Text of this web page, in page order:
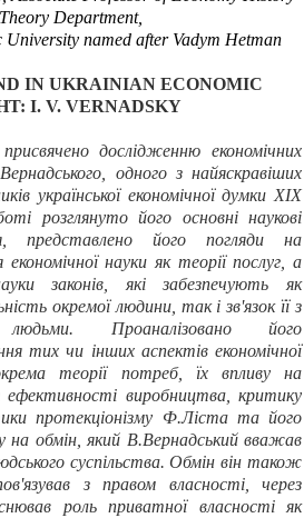
Department,
named after Vadym Hetman
IN UKRAINIAN ECONOMIC
I. V. VERNADSKY
дослідженню економічних
одного з найяскравіших
української економічної думки ХІХ
розглянуто його основні наукові
представлено його погляди на
економічної науки як теорії послуг, а
законів, які забезпечують як
окремої людини, так і зв'язок її з
Проаналізовано його
тих чи інших аспектів економічної
теорії потреб, їх впливу на
ефективності виробництва, критику
протекціонізму Ф.Ліста та його
на обмін, який В.Вернадський вважав
суспільства. Обмін він також
з правом власності, через
роль приватної власності як